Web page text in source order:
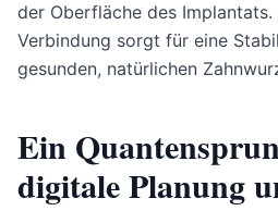
der Oberfläche des
Verbindung sorgt für eine
gesunden, natürlichen
Ein
digitale Planung